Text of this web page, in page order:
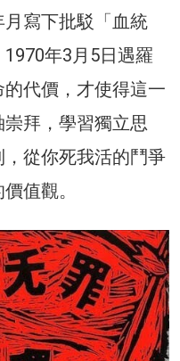
寫下批駁「血統
年3月5日遇羅
代價，才使得這一
拜，學習獨立思
從你死我活的鬥爭
值觀。